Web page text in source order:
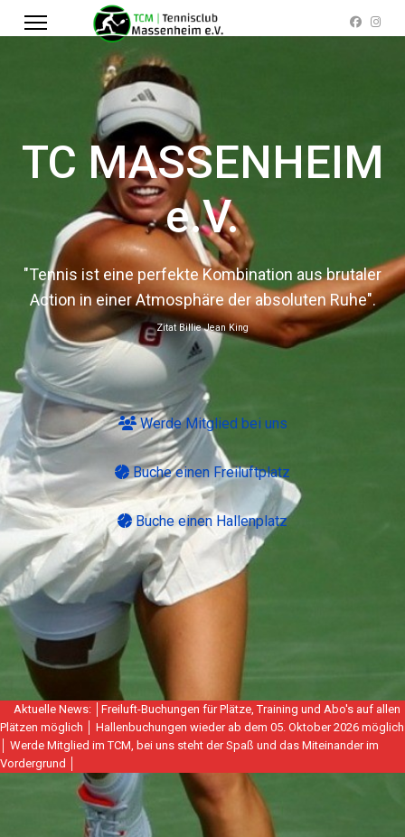
TC MASSENHEIM
e.V.
"Tennis ist eine perfekte Kombination aus brutaler
Action in einer Atmosphäre der absoluten Ruhe".
Zitat Billie Jean King
Werde Mitglied bei uns
Buche einen Freiluftplatz
Buche einen Hallenplatz
Aktuelle News: │Freiluft-Buchungen für Plätze, Training und Abo's auf allen
Plätzen möglich │ Hallenbuchungen wieder ab dem 05. Oktober 2026 möglich
│ Werde Mitglied im TCM, bei uns steht der Spaß und das Miteinander im
Vordergrund │